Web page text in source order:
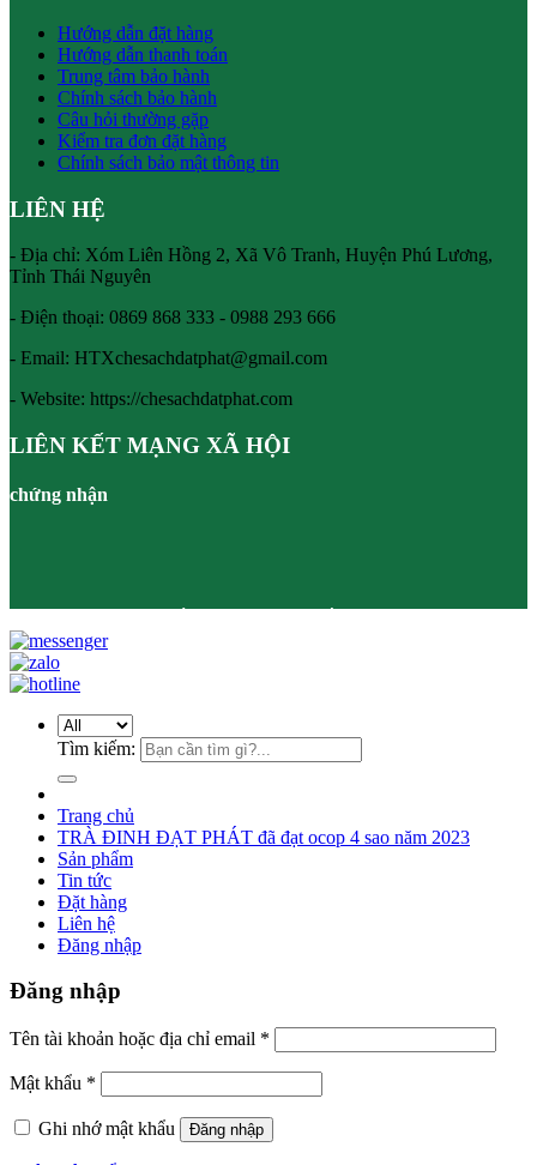
Hướng dẫn đặt hàng
Hướng dẫn thanh toán
Trung tâm bảo hành
Chính sách bảo hành
Câu hỏi thường gặp
Kiểm tra đơn đặt hàng
Chính sách bảo mật thông tin
LIÊN HỆ
- Địa chỉ: Xóm Liên Hồng 2, Xã Vô Tranh, Huyện Phú Lương,
Tỉnh Thái Nguyên
- Điện thoại: 0869 868 333 - 0988 293 666
- Email: HTXchesachdatphat@gmail.com
- Website: https://chesachdatphat.com
LIÊN KẾT MẠNG XÃ HỘI
chứng nhận
Tìm kiếm:
Trang chủ
TRÀ ĐINH ĐẠT PHÁT đã đạt ocop 4 sao năm 2023
Sản phẩm
Tin tức
Đặt hàng
Liên hệ
Đăng nhập
Đăng nhập
Tên tài khoản hoặc địa chỉ email *
Mật khẩu *
Ghi nhớ mật khẩu Đăng nhập